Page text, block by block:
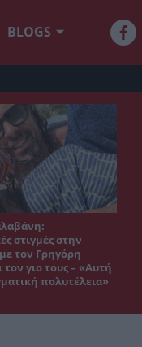
BLOGS
στιγμές στην
τον Γρηγόρη
γιο τους – «Αυτή
πολυτέλεια»